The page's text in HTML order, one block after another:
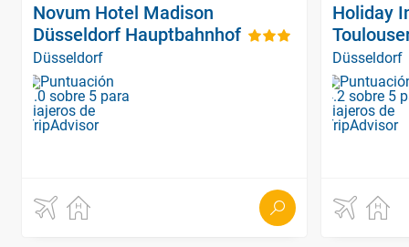
Novum Hotel Madison
Düsseldorf Hauptbahnhof
Düsseldorf
Holiday
Düsseldorf